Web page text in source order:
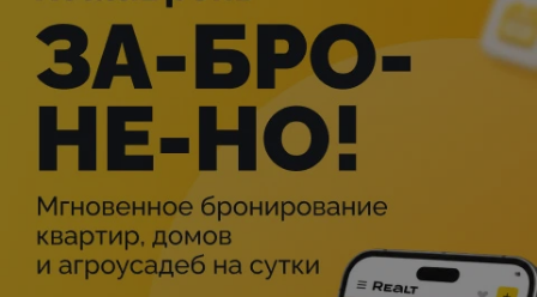
В основе либретто «Джоконды» лежит пьеса Виктора
Гюго «Анджело, тиран Падуанский». Драматург и
композитор Арриго Бойто, будущий либреттист
последних опер Верди, изменил имена героев и
перенёс действие из Падуи в Венецию XVII века.
Каждому из четырёх действий Бойто дал яркие,
указывающие на Венецию названия: «Львиная пасть»
(место на площади св. Марка, куда можно положить
донос для Инквизиции), «Чётки», «Золотой дом» (дворец
герцога), «Канал Орфано».